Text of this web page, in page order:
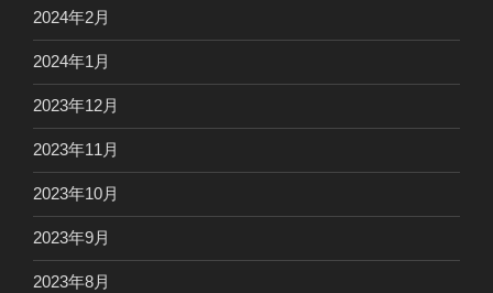
2024年2月
2024年1月
2023年12月
2023年11月
2023年10月
2023年9月
2023年8月